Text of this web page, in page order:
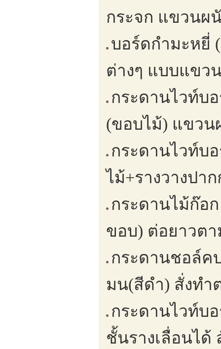
กระจก แขวนผ
บอร์ดกำมะหยี่
ต่างๆ แบบแขว
กระดานไวท์บ
(ขอบไม้) แขวนผ
กระดานไวท์บ
ไม้+รางวางปาก
กระดานไม้ก๊อ
ขอบ) ต่อยาวตา
กระดานชอล์ค
มน(สีดำ) สั่งทำ
กระดานไวท์บ
ชั้นรางเลื่อนได้